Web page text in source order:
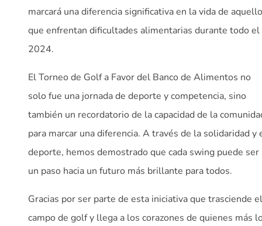
marcará una diferencia significativa en la vida de
que enfrentan dificultades alimentarias durante todo el
2024.
El Torneo de Golf a Favor del Banco de Alimentos no
solo fue una jornada de deporte y competencia, sino
también un recordatorio de la capacidad de la
para marcar una diferencia. A través de la solidaridad y
deporte, hemos demostrado que cada swing puede ser
un paso hacia un futuro más brillante para todos.
Gracias por ser parte de esta iniciativa que trasciende el
campo de golf y llega a los corazones de quienes más